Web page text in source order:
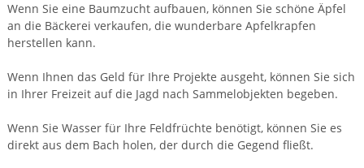
Wenn Sie eine Baumzucht aufbauen, können Sie schöne Äpfel
an die Bäckerei verkaufen, die wunderbare Apfelkrapfen
herstellen kann.
Wenn Ihnen das Geld für Ihre Projekte ausgeht, können Sie sich
in Ihrer Freizeit auf die Jagd nach Sammelobjekten begeben.
Wenn Sie Wasser für Ihre Feldfrüchte benötigt, können Sie es
direkt aus dem Bach holen, der durch die Gegend fließt.